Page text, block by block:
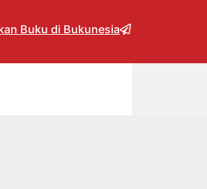
Buku di Bukunesia